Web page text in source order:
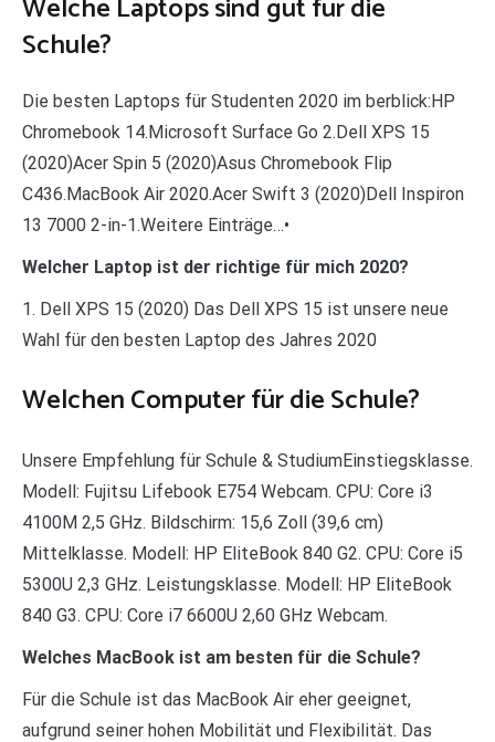
Welche Laptops sind gut für die
Schule?
Die besten Laptops für Studenten 2020 im berblick:HP
Chromebook 14.Microsoft Surface Go 2.Dell XPS 15
(2020)Acer Spin 5 (2020)Asus Chromebook Flip
C436.MacBook Air 2020.Acer Swift 3 (2020)Dell Inspiron
13 7000 2-in-1.Weitere Einträge…•
Welcher Laptop ist der richtige für mich 2020?
1. Dell XPS 15 (2020) Das Dell XPS 15 ist unsere neue
Wahl für den besten Laptop des Jahres 2020
Welchen Computer für die Schule?
Unsere Empfehlung für Schule & StudiumEinstiegsklasse.
Modell: Fujitsu Lifebook E754 Webcam. CPU: Core i3
4100M 2,5 GHz. Bildschirm: 15,6 Zoll (39,6 cm)
Mittelklasse. Modell: HP EliteBook 840 G2. CPU: Core i5
5300U 2,3 GHz. Leistungsklasse. Modell: HP EliteBook
840 G3. CPU: Core i7 6600U 2,60 GHz Webcam.
Welches MacBook ist am besten für die Schule?
Für die Schule ist das MacBook Air eher geeignet,
aufgrund seiner hohen Mobilität und Flexibilität. Das